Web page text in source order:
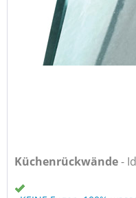
Küchenrückwände-